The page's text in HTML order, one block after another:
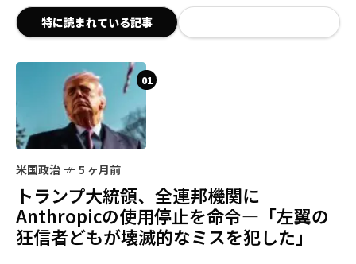
特に読まれている記事
01
米国政治 5 ヶ月前
トランプ大統領、全連邦機関に
Anthropicの使用停止を命令—「左翼の
狂信者どもが壊滅的なミスを犯した」